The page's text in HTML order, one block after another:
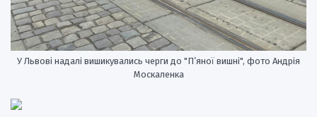
У Львові надалі вишикувались черги до "П’яної вишні", фото Андрія
Москаленка